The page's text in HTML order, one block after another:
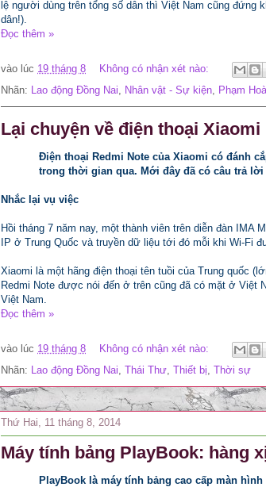
lệ người dùng trên tổng số dân thì Việt Nam cũng
dân!).
Đọc thêm »
vào lúc 19 tháng 8
Không có nhận xét nào:
Nhãn:
Lao động Đồng Nai Nhân vật - Sự kiện Phạm
Lại chuyện về điện thoại Xiaomi
Điện thoại Redmi Note của Xiaomi có đánh
trong thời gian qua. Mới đây đã có câu trả
Nhắc lại vụ việc
Hồi tháng 7 năm nay, một thành viên trên diễn đàn IMA
IP ở Trung Quốc và truyền dữ liệu tới đó mỗi khi Wi-Fi
Xiaomi là một hãng điện thoại tên tuồi của Trung quốc
Redmi Note được nói đến ở trên cũng đã có mặt ở Việt
Việt Nam.
Đọc thêm »
vào lúc 19 tháng 8
Không có nhận xét nào:
Nhãn:
Lao động Đồng Nai Thái Thư Thiết bị Thời sự
Thứ Hai, 11 tháng 8, 2014
Máy tính bảng PlayBook: hàng
PlayBook là máy tính bảng cao cấp màn